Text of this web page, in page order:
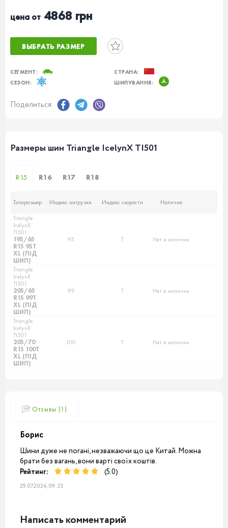
цена от 4868 грн
ВЫБРАТЬ РАЗМЕР
СЕГМЕНТ:
СЕЗОН:
СТРАНА:
ШИПУВАННЯ:
Поделиться:
Размеры шин Triangle IcelynX TI501
R15 R16 R17 R18
Типоразмер Индекс нагрузки Индекс скорости
Наличие
Triangle
IcelynX
TI501
195/65
R15 95T
XL (ПІД
ШИП)
95 T Нет в наличии
Triangle
IcelynX
TI501
205/65
R15 99T
XL (ПІД
ШИП)
99 T Нет в наличии
Triangle
IcelynX
TI501
205/70
R15 100T
XL (ПІД
ШИП)
100 T Нет в наличии
Отзывы (1)
Борис
Шини дуже не погані, незважаючи що це Китай. Можна
брати без вагань, вони варті своїх коштів.
Рейтинг:
(5.0)
29.07.2024, 09:33
Написать комментарий